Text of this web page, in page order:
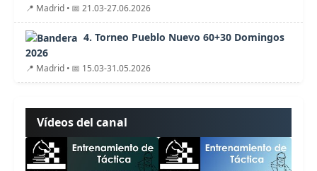
📍 Madrid • 📅 21.03-27.06.2026
4. Torneo Pueblo Nuevo 60+30 Domingos
2026
📍 Madrid • 📅 15.03-31.05.2026
Vídeos del canal